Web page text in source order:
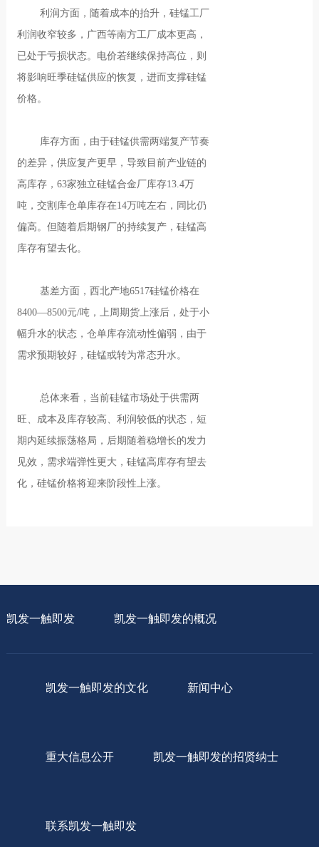
利润方面，随着成本的抬升，硅锰工厂
利润收窄较多，广西等南方工厂成本更高，
已处于亏损状态。电价若继续保持高位，则
将影响旺季硅锰供应的恢复，进而支撑硅锰
价格。
库存方面，由于硅锰供需两端复产节奏
的差异，供应复产更早，导致目前产业链的
高库存，63家独立硅锰合金厂库存13.4万
吨，交割库仓单库存在14万吨左右，同比仍
偏高。但随着后期钢厂的持续复产，硅锰高
库存有望去化。
基差方面，西北产地6517硅锰价格在
8400—8500元/吨，上周期货上涨后，处于小
幅升水的状态，仓单库存流动性偏弱，由于
需求预期较好，硅锰或转为常态升水。
总体来看，当前硅锰市场处于供需两
旺、成本及库存较高、利润较低的状态，短
期内延续振荡格局，后期随着稳增长的发力
见效，需求端弹性更大，硅锰高库存有望去
化，硅锰价格将迎来阶段性上涨。
凯发一触即发 凯发一触即发的概况
凯发一触即发的文化 新闻中心
重大信息公开 凯发一触即发的招贤纳士
联系凯发一触即发